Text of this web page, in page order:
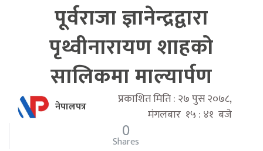
पूर्वराजा ज्ञानेन्द्रद्वारा
पृथ्वीनारायण शाहको
सालिकमा माल्यार्पण
नेपालपत्र
प्रकाशित मिति : २७ पुस २०७८,
मंगलबार १५ : ४१ बजे
0
Shares